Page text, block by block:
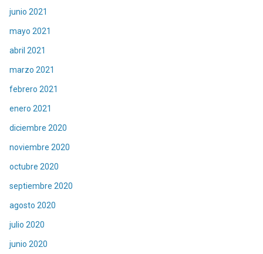
junio 2021
mayo 2021
abril 2021
marzo 2021
febrero 2021
enero 2021
diciembre 2020
noviembre 2020
octubre 2020
septiembre 2020
agosto 2020
julio 2020
junio 2020